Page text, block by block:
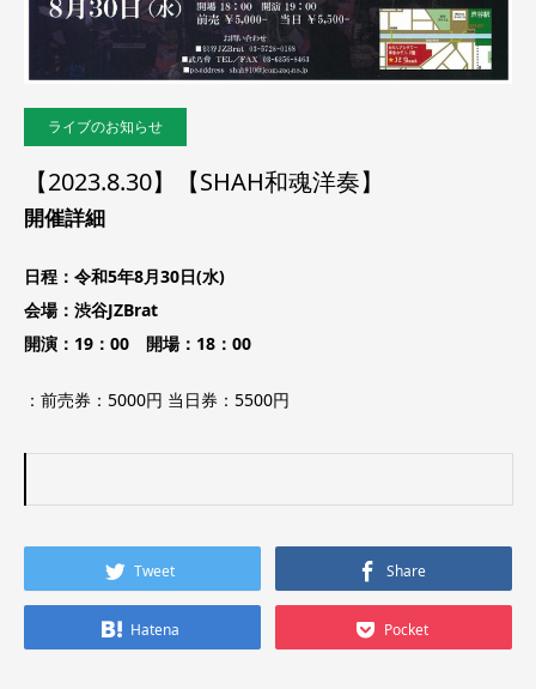
ライブのお知らせ
【2023.8.30】【SHAH和魂洋奏】
開催詳細
日程：令和5年8月30日(水)
会場：渋谷JZBrat
開演：19：00 開場：18：00
：前売券：5000円 当日券：5500円
Tweet Share
Hatena Pocket